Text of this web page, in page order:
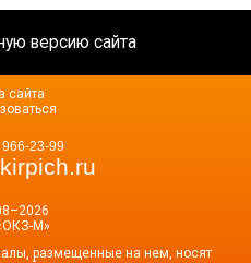
версию сайта
М»
размещенные на нем, носят
23-99
сайта